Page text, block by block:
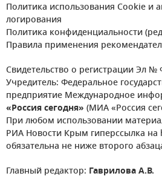
Политика использования Cookie и
логирования
Политика конфиденциальности
Правила применения
Свидетельство о регистрации Эл №
Учредитель: Федеральное
предприятие Международное
«Россия сегодня» (МИА «Россия
При любом использовании
РИА Новости Крым гиперссылка
обязательна не ниже второго
Главный редактор: Гаврилова А.В.